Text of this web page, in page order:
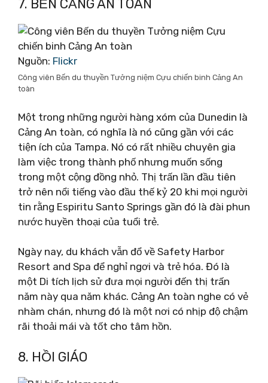
7. BẾN CẢNG AN TOÀN
Nguồn: Flickr
Công viên Bến du thuyền Tưởng niệm Cựu chiến binh Cảng An
toàn
Một trong những người hàng xóm của Dunedin là
Cảng An toàn, có nghĩa là nó cũng gần với các
tiện ích của Tampa. Nó có rất nhiều chuyên gia
làm việc trong thành phố nhưng muốn sống
trong một cộng đồng nhỏ. Thị trấn lần đầu tiên
trở nên nổi tiếng vào đầu thế kỷ 20 khi mọi người
tin rằng Espiritu Santo Springs gần đó là đài phun
nước huyền thoại của tuổi trẻ.
Ngày nay, du khách vẫn đổ về Safety Harbor
Resort and Spa để nghỉ ngơi và trẻ hóa. Đó là
một Di tích lịch sử đưa mọi người đến thị trấn
năm này qua năm khác. Cảng An toàn nghe có vẻ
nhàm chán, nhưng đó là một nơi có nhịp độ chậm
rãi thoải mái và tốt cho tâm hồn.
8. HỒI GIÁO